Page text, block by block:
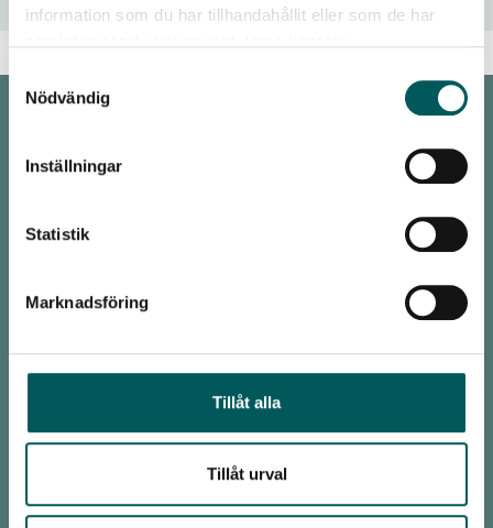
information som du har tillhandahållit eller som de har
Samtyckesval
Nödvändig
Inställningar
Statistik
Marknadsföring
Tillåt alla
Tillåt urval
Baltzarsgatan 25
Stockholm
Drottninggatan 33
office@avfallsverige.se
040 - 35 66 00